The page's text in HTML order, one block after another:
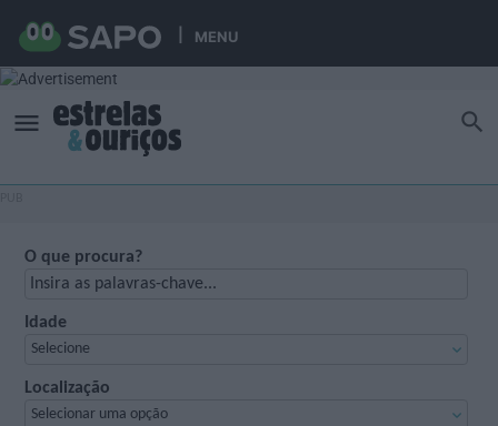
MENU
O que procura?
Selecione
Idade
Selecionar uma opção
Localização